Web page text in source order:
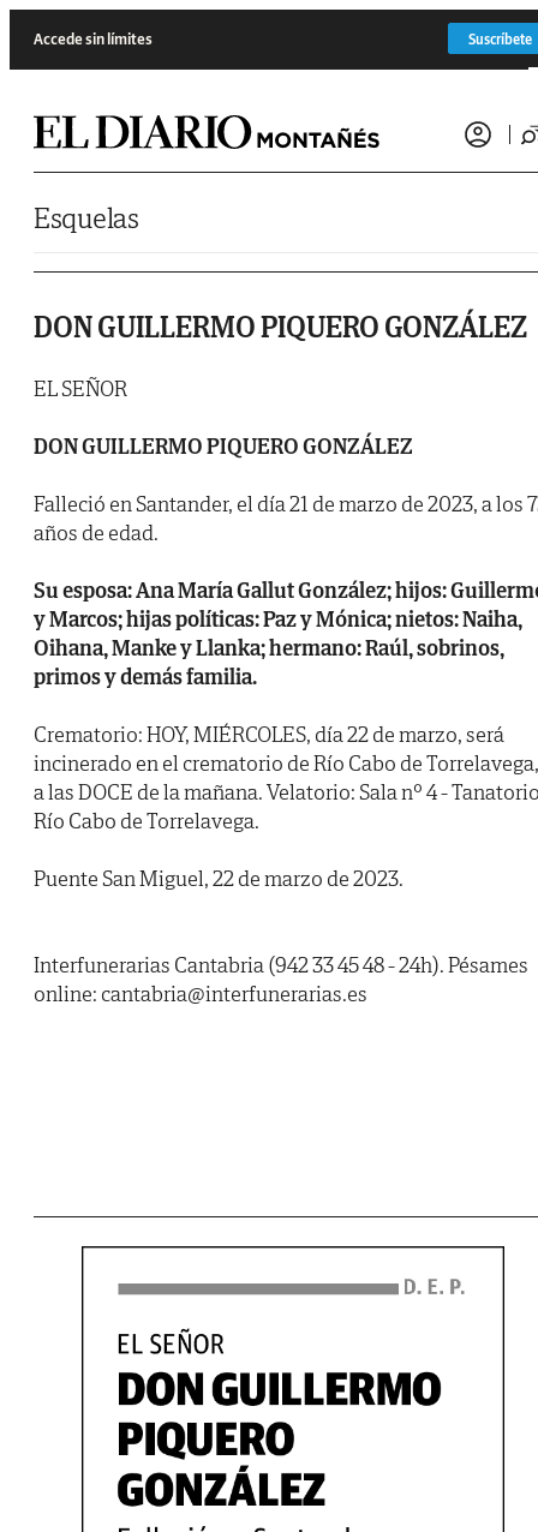
Accede sin límites Suscríbete
Esquelas
DON GUILLERMO PIQUERO GONZÁLEZ
EL SEÑOR
DON GUILLERMO PIQUERO GONZÁLEZ
Falleció en Santander, el día 21 de marzo de 2023, a los
años de edad.
Su esposa: Ana María Gallut González; hijos:
y Marcos; hijas políticas: Paz y Mónica; nietos: Naiha,
Oihana, Manke y Llanka; hermano: Raúl, sobrinos,
primos y demás familia.
Crematorio: HOY, MIÉRCOLES, día 22 de marzo, será
incinerado en el crematorio de Río Cabo de Torrelavega,
a las DOCE de la mañana. Velatorio: Sala nº 4 -
Río Cabo de Torrelavega.
Puente San Miguel, 22 de marzo de 2023.
Interfunerarias Cantabria (942 33 45 48 - 24h). Pésames
online: cantabria@interfunerarias.es